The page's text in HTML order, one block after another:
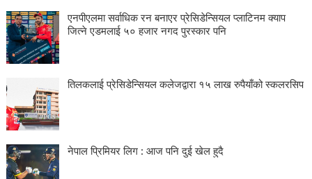
एनपीएलमा सर्वाधिक रन बनाएर प्रेसिडेन्सियल प्लाटिनम क्याप
जित्ने एडमलाई ५० हजार नगद पुरस्कार पनि
तिलकलाई प्रेसिडेन्सियल कलेजद्वारा १५ लाख रुपैयाँको स्कलरसिप
नेपाल प्रिमियर लिग : आज पनि दुई खेल हुदै